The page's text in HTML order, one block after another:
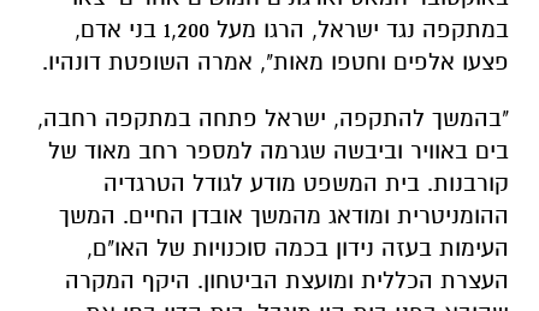
במתקפה נגד ישראל, הרגו מעל 1,200 בני אדם,
פצעו אלפים וחטפו מאות", אמרה השופטת דונהיו.
"בהמשך להתקפה, ישראל פתחה במתקפה רחבה,
בים באוויר וביבשה שגרמה למספר רחב מאוד של
קורבנות. בית המשפט מודע לגודל הטרגדיה
ההומניטרית ומודאג מהמשך אובדן החיים. המשך
העימות בעזה נידון בכמה סוכנויות של האו"ם,
העצרת הכללית ומועצת הביטחון. היקף המקרה